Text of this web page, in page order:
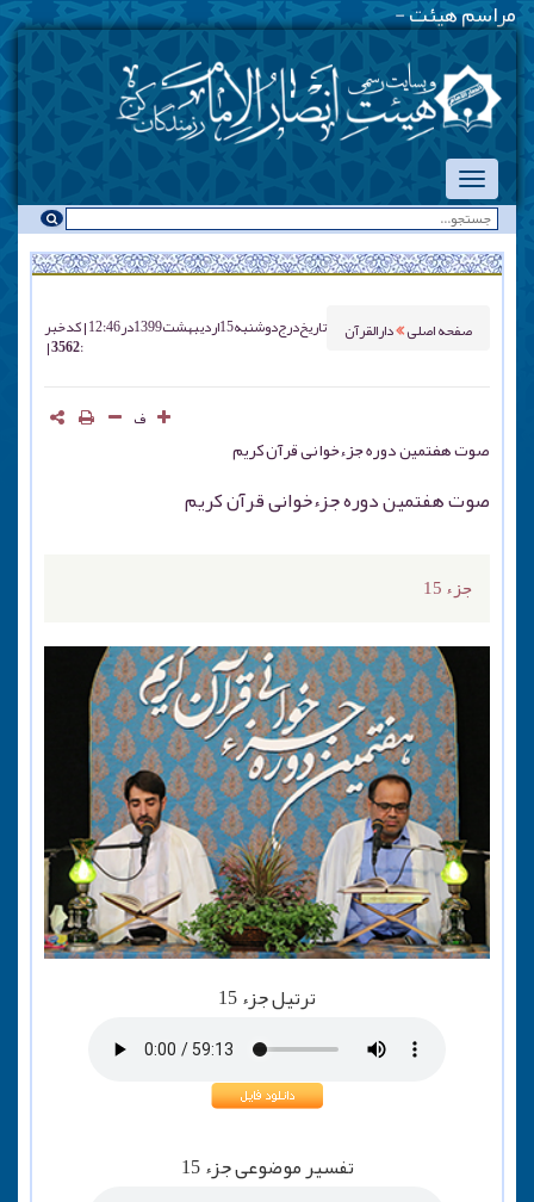
مراسم هیئت هفتگی --
صفحه اصلی دارالقرآن تاریخ درجدوشنبه 15 ارديبهشت 1399 در 12:46 کد خبر
: 3562
ف
صوت هفتمین دوره جزءخوانی قرآن کریم
صوت هفتمین دوره جزءخوانی قرآن کریم
جزء 15
ترتیل جزء 15
تفسیر موضوعی جزء 15